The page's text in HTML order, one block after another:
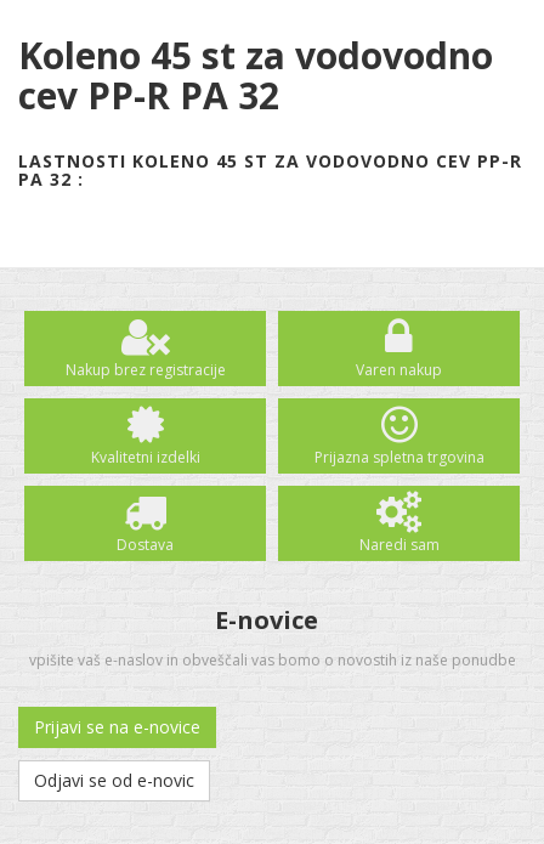
Koleno 45 st za vodovodno
cev PP-R PA 32
LASTNOSTI KOLENO 45 ST ZA VODOVODNO CEV PP-R
PA 32 :
Nakup brez registracije Varen nakup
Kvalitetni izdelki Prijazna spletna trgovina
Dostava Naredi sam
E-novice
vpišite vaš e-naslov in obveščali vas bomo o novostih iz naše ponudbe
Prijavi se na e-novice
Odjavi se od e-novic